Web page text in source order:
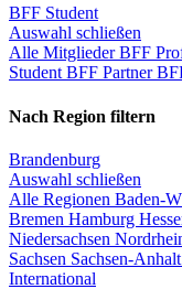
BFF Student
Auswahl schließen
Alle MitgliederBFF
Student BFF Partner
Nach Region filtern
Brandenburg
Auswahl schließen
Alle Regionen Baden-
Bremen Hamburg
Niedersachsen
Sachsen Sachsen-Anhalt
International